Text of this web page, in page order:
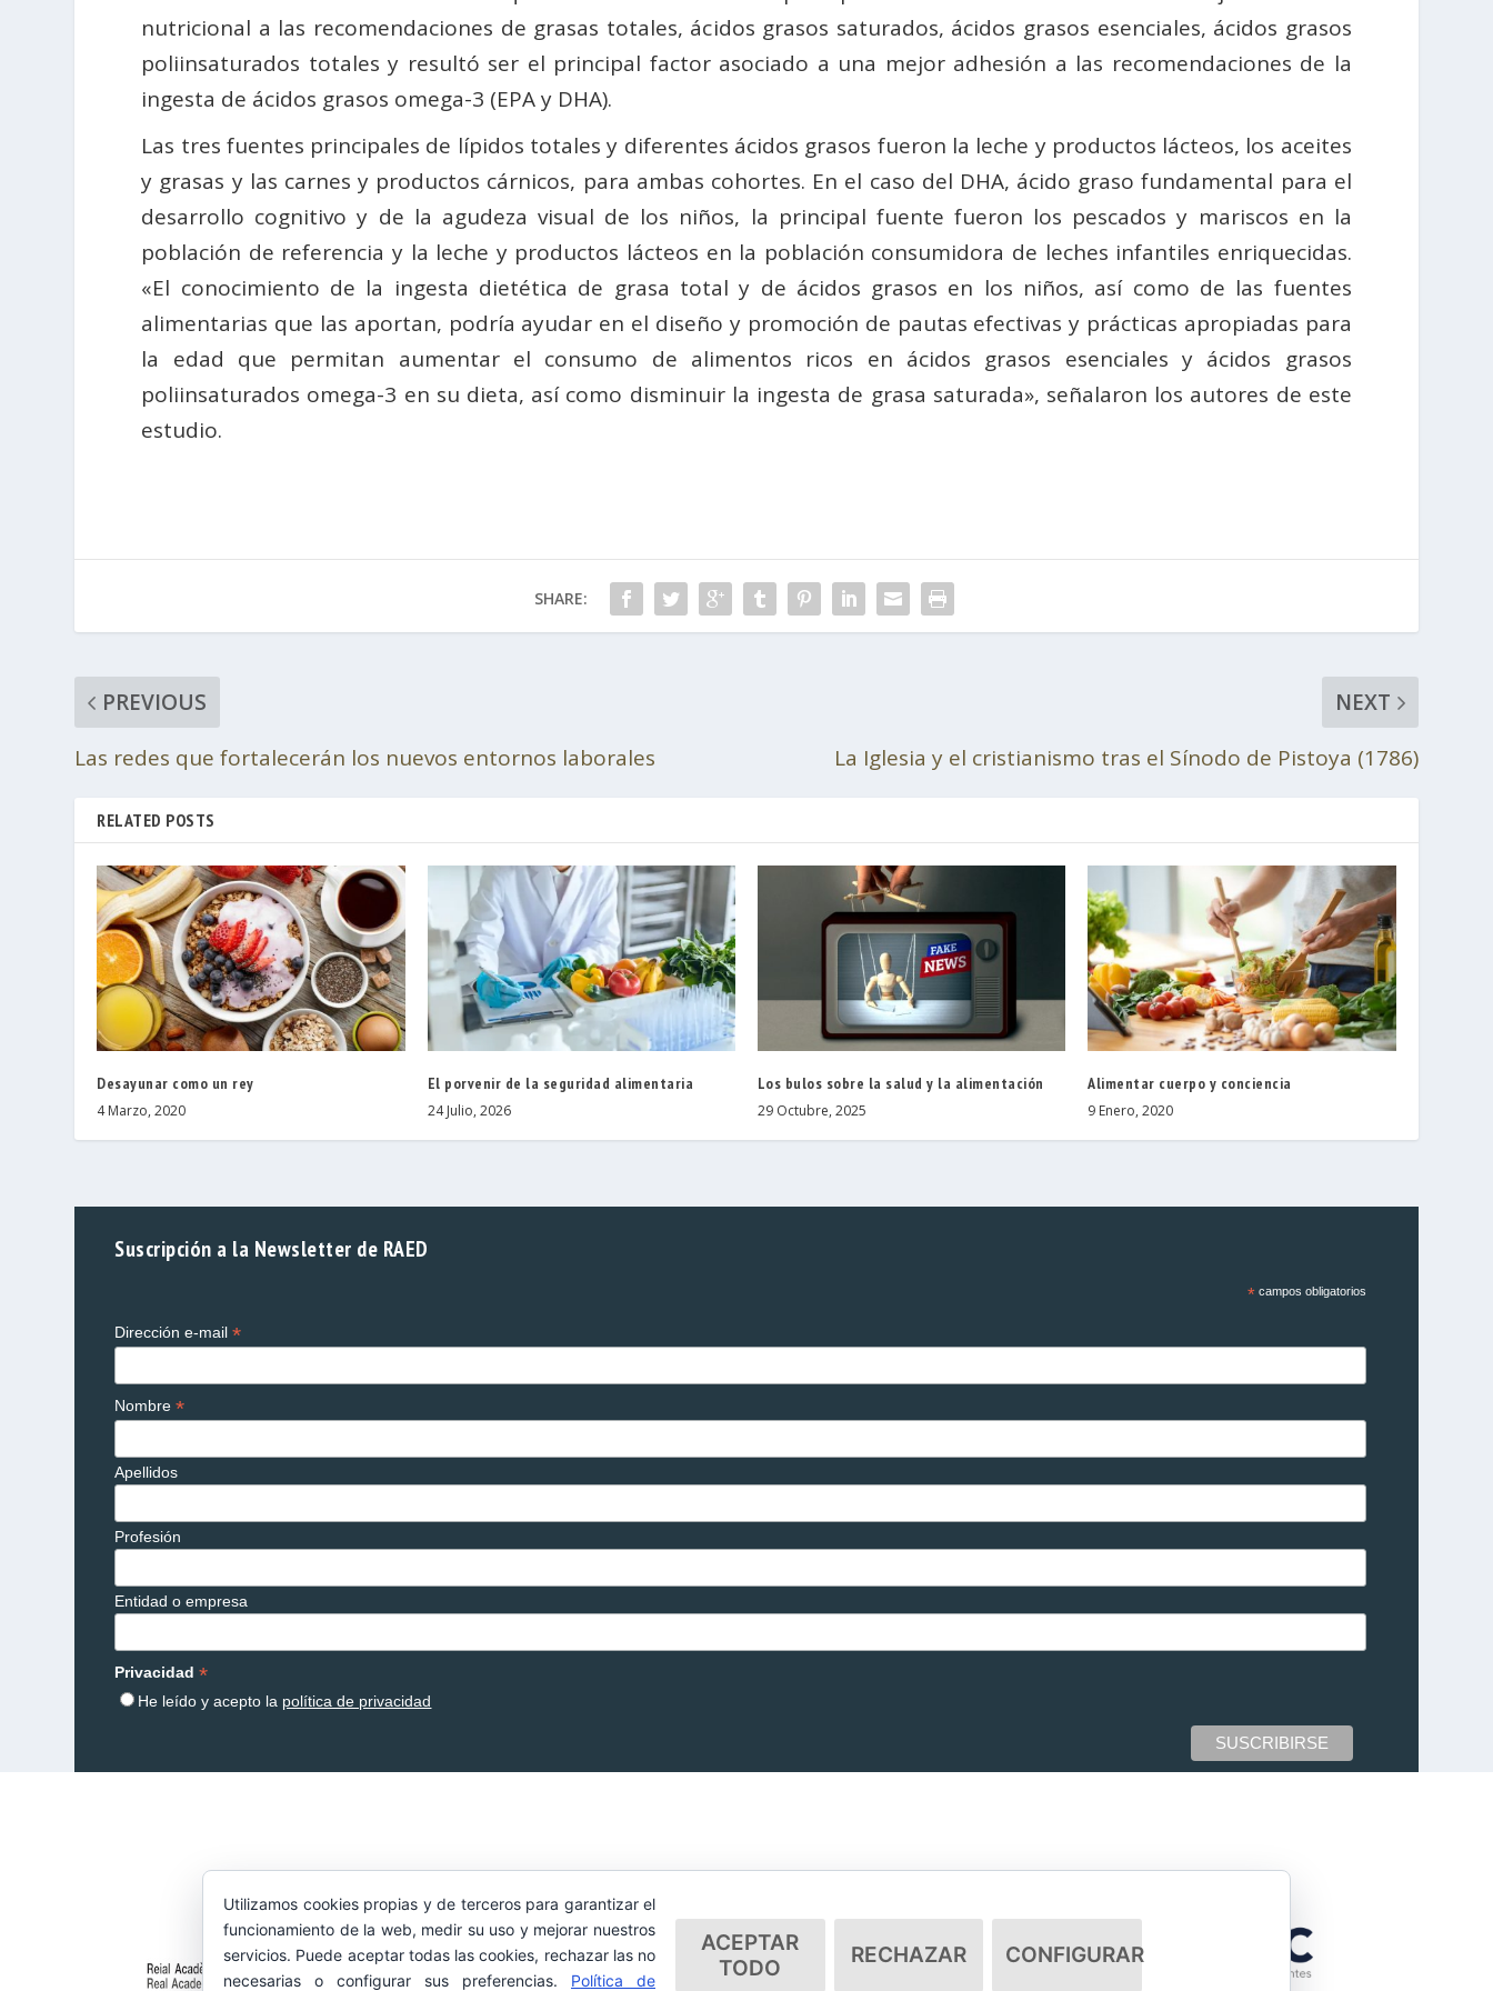
nutricional a las recomendaciones de grasas totales, ácidos grasos saturados, ácidos grasos esenciales, ácidos grasos
poliinsaturados totales y resultó ser el principal factor asociado a una mejor adhesión a las recomendaciones de la
ingesta de ácidos grasos omega-3 (EPA y DHA).
Las tres fuentes principales de lípidos totales y diferentes ácidos grasos fueron la leche y productos lácteos, los aceites
y grasas y las carnes y productos cárnicos, para ambas cohortes. En el caso del DHA, ácido graso fundamental para el
desarrollo cognitivo y de la agudeza visual de los niños, la principal fuente fueron los pescados y mariscos en la
población de referencia y la leche y productos lácteos en la población consumidora de leches infantiles enriquecidas.
«El conocimiento de la ingesta dietética de grasa total y de ácidos grasos en los niños, así como de las fuentes
alimentarias que las aportan, podría ayudar en el diseño y promoción de pautas efectivas y prácticas apropiadas para
la edad que permitan aumentar el consumo de alimentos ricos en ácidos grasos esenciales y ácidos grasos
poliinsaturados omega-3 en su dieta, así como disminuir la ingesta de grasa saturada», señalaron los autores de este
estudio.
SHARE:
PREVIOUS
Las redes que fortalecerán los nuevos entornos laborales
NEXT
La Iglesia y el cristianismo tras el Sínodo de Pistoya (1786)
RELATED POSTS
Desayunar como un rey
4 Marzo, 2020
El porvenir de la seguridad alimentaria
24 Julio, 2026
Los bulos sobre la salud y la alimentación
29 Octubre, 2025
Alimentar cuerpo y conciencia
9 Enero, 2020
Suscripción a la Newsletter de RAED
*campos obligatorios
Dirección e-mail*
Nombre*
Apellidos
Profesión
Entidad o empresa
Privacidad*
He leído y acepto la política de privacidad
Utilizamos cookies propias y de terceros para garantizar el
funcionamiento de la web, medir su uso y mejorar nuestros
servicios. Puede aceptar todas las cookies, rechazar las no
necesarias o configurar sus preferencias. Política de
ACEPTAR
TODO
RECHAZAR CONFIGURAR